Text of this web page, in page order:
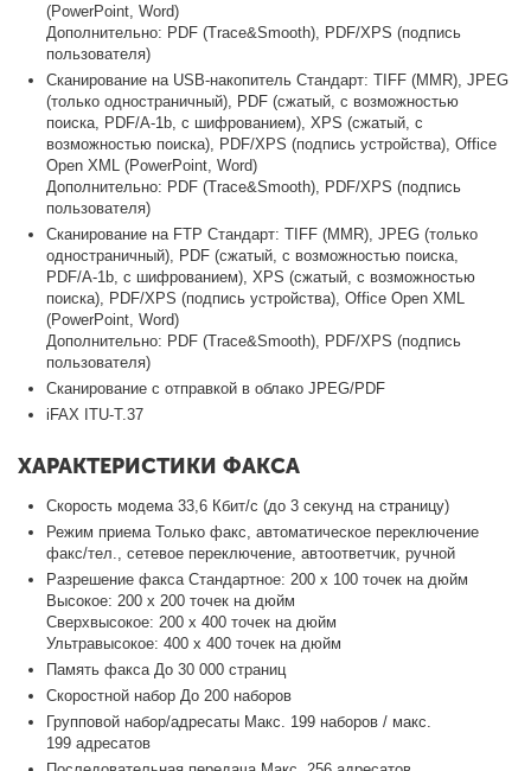
(PowerPoint, Word)
Дополнительно: PDF (Trace&Smooth), PDF/XPS (подпись
пользователя)
Сканирование на USB-накопитель Стандарт: TIFF (MMR), JPEG
(только одностраничный), PDF (сжатый, с возможностью
поиска, PDF/A-1b, с шифрованием), XPS (сжатый, с
возможностью поиска), PDF/XPS (подпись устройства), Office
Open XML (PowerPoint, Word)
Дополнительно: PDF (Trace&Smooth), PDF/XPS (подпись
пользователя)
Сканирование на FTP Стандарт: TIFF (MMR), JPEG (только
одностраничный), PDF (сжатый, с возможностью поиска,
PDF/A-1b, с шифрованием), XPS (сжатый, с возможностью
поиска), PDF/XPS (подпись устройства), Office Open XML
(PowerPoint, Word)
Дополнительно: PDF (Trace&Smooth), PDF/XPS (подпись
пользователя)
Сканирование с отправкой в облако JPEG/PDF
iFAX ITU-T.37
ХАРАКТЕРИСТИКИ ФАКСА
Скорость модема 33,6 Кбит/с (до 3 секунд на страницу)
Режим приема Только факс, автоматическое переключение
факс/тел., сетевое переключение, автоответчик, ручной
Разрешение факса Стандартное: 200 x 100 точек на дюйм
Высокое: 200 x 200 точек на дюйм
Сверхвысокое: 200 x 400 точек на дюйм
Ультравысокое: 400 x 400 точек на дюйм
Память факса До 30 000 страниц
Скоростной набор До 200 наборов
Групповой набор/адресаты Макс. 199 наборов / макс.
199 адресатов